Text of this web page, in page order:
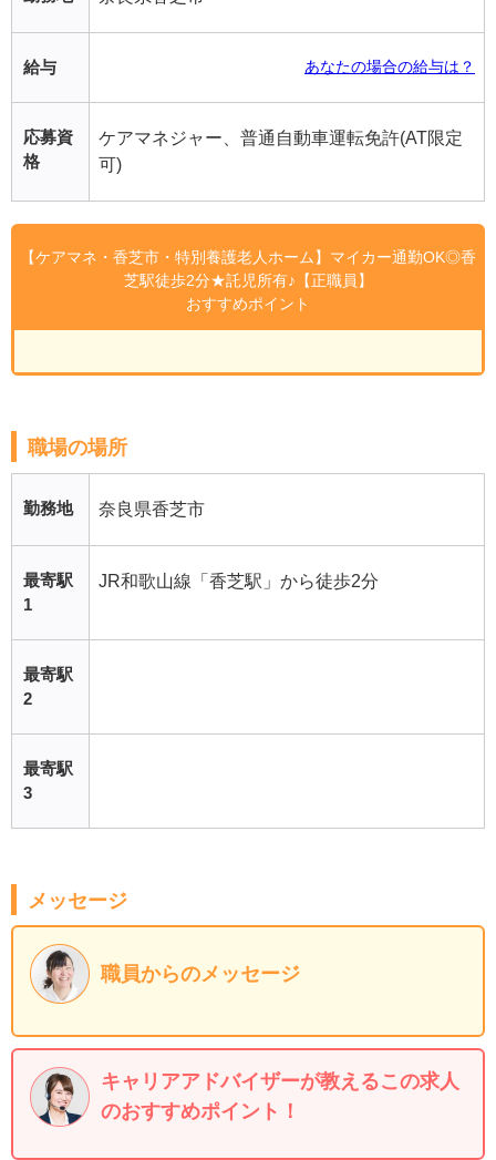
給与 あなたの場合の給与は？
応募資
格
ケアマネジャー、普通自動車運転免許(AT限定
可)
【ケアマネ・香芝市・特別養護老人ホーム】マイカー通勤OK◎香
芝駅徒歩2分★託児所有♪【正職員】
おすすめポイント
職場の場所
勤務地 奈良県香芝市
最寄駅
1
JR和歌山線「香芝駅」から徒歩2分
最寄駅
2
最寄駅
3
メッセージ
職員からのメッセージ
キャリアアドバイザーが教えるこの求人
のおすすめポイント！